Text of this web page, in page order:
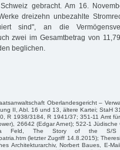
gebracht. Am 16.
dreizehn unbezahlte
sind", an die
zwei im Gesamtbetrag von
beglichen.
Oberlandesgericht –
II, Abl. 16 und 13, ältere Kartei; StaH
R 1938/3184, R 1941/37; 351-11 Amt
26642 (Edgar Arnet); 522-1
Eva Feld, The Story of the S/
(letzter Zugriff 14.8.2015);
Architekturarchiv, Norbert Baues, E-